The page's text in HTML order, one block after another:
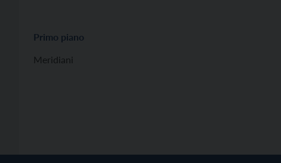
Primo piano
Meridiani